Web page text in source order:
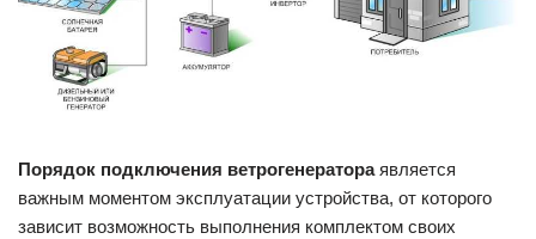
Порядок подключения ветрогенератораявляется
важным моментом эксплуатации устройства, от которого
зависит возможность выполнения комплектом своих